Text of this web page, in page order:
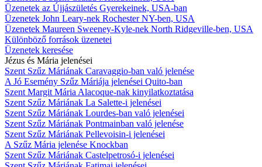
Üzenetek az Újjászületés Gyerekeinek, USA-ban
Üzenetek John Leary-nek Rochester NY-ben, USA
Üzenetek Maureen Sweeney-Kyle-nek North Ridgeville-ben, USA
Különböző források üzenetei
Üzenetek keresése
Jézus és Mária jelenései
Szent Szűz Máriának Caravaggio-ban való jelenése
A Jó Esemény Szűz Máriája jelenései Quito-ban
Szent Margit Mária Alacoque-nak kinyilatkoztatása
Szent Szűz Máriának La Salette-i jelenései
Szent Szűz Máriának Lourdes-ban való jelenései
Szent Szűz Máriának Pontmainban való jelenése
Szent Szűz Máriának Pellevoisin-i jelenései
A Szűz Mária jelenése Knockban
Szent Szűz Máriának Castelpetrosó-i jelenései